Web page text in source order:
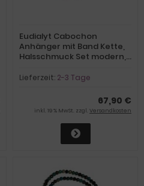
Eudialyt Cabochon
Anhänger mit Band Kette,
Halsschmuck Set modern,
Lieferzeit: 2-3 Tage
67,90 €
inkl. 19 % MwSt. zzgl. Versandkosten